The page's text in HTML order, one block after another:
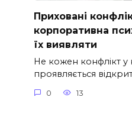
Приховані
корпоративна
їх виявляти
Не кожен конфлікт у
проявляється
0 13